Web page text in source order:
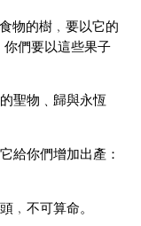
物的樹﹐要以它的
們要以這些果子
聖物﹑歸與永恆
給你們增加出產：
﹐不可算命。